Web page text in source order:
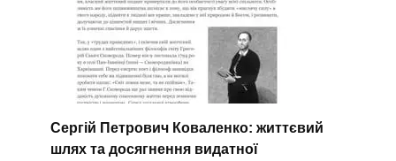
Сергій Петрович Коваленко: життєвий
шлях та досягнення видатної